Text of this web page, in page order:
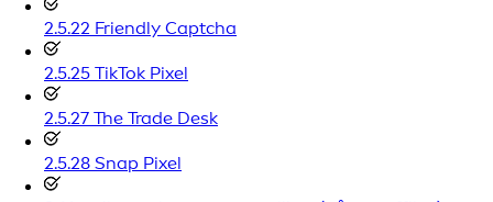
2.5.22 Friendly Captcha
2.5.25 TikTok Pixel
2.5.27 The Trade Desk
2.5.28 Snap Pixel